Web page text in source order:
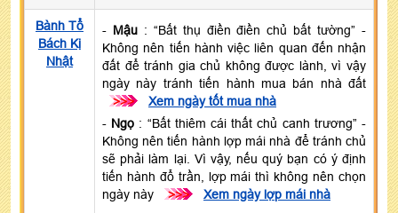
Bành Tổ
Bách Kị
Nhật
- Mậu: “Bất thụ điền điền chủ bất tường” -
Không nên tiến hành việc liên quan đến nhận
đất để tránh gia chủ không được lành, vì vậy
ngày này tránh tiến hành mua bán nhà đất
>>>
Xem ngày tốt mua nhà
- Ngọ : “Bất thiêm cái thất chủ canh trương” -
Không nên tiến hành lợp mái nhà để tránh chủ
sẽ phải làm lại. Vì vậy, nếu quý bạn có ý định
tiến hành đổ trần, lợp mái thì không nên chọn
ngày này
>>> Xem ngày lợp mái nhà